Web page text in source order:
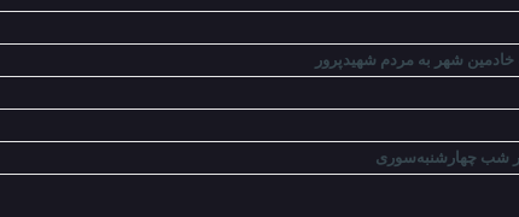
شهر به مردم شهیدپرور
شب چهارشنبه‌سوری